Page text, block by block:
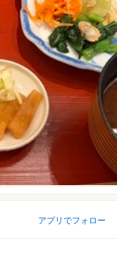
アプリでフォロー